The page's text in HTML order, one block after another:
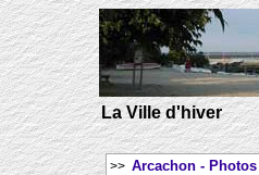
La Ville d'hiver
>> Arcachon - Photos